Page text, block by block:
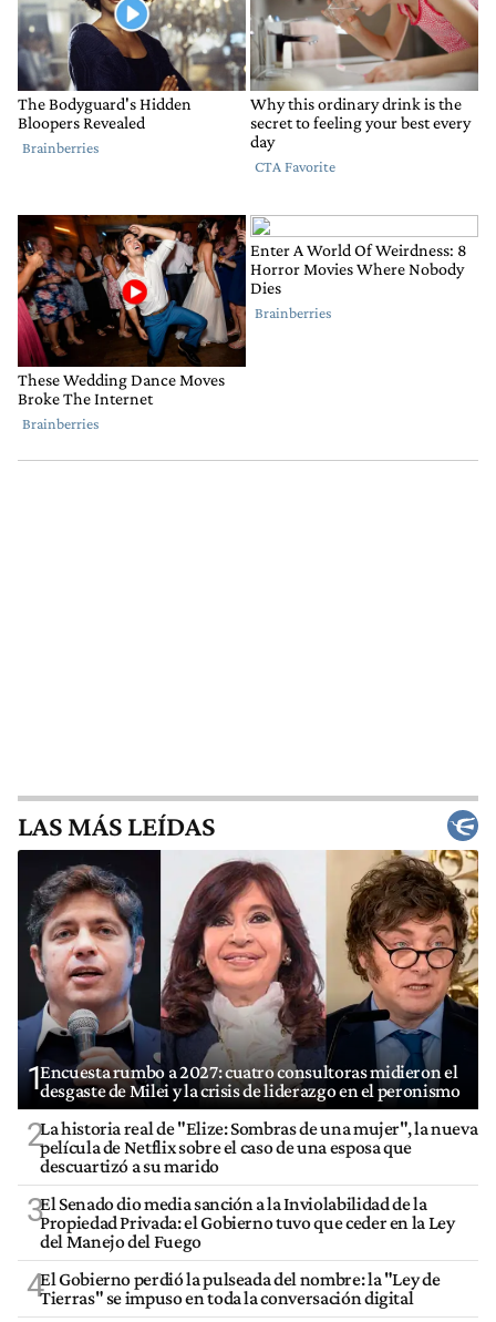
LAS MÁS LEÍDAS
1Encuesta rumbo a 2027: cuatro consultoras midieron el
desgaste de Milei y la crisis de liderazgo en el peronismo
2La historia real de "Elize: Sombras de una mujer", la nueva
película de Netflix sobre el caso de una esposa que
descuartizó a su marido
3El Senado dio media sanción a la Inviolabilidad de la
Propiedad Privada: el Gobierno tuvo que ceder en la Ley
del Manejo del Fuego
4El Gobierno perdió la pulseada del nombre: la "Ley de
Tierras" se impuso en toda la conversación digital